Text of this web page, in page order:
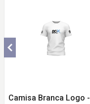
Camisa Branca Logo -